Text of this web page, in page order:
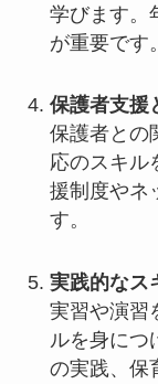
学びます。
が重要です。
保護者支援
保護者との
応のスキル
援制度やネ
す。
実践的なス
実習や演習
ルを身につ
の実践、保